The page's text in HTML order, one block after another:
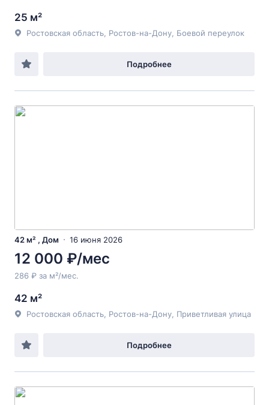
25 м²
Ростовская область, Ростов-на-Дону, Боевой переулок
Подробнее
42 м² , Дом 16 июня 2026
12 000 ₽/мес
286 ₽ за м²/мес.
42 м²
Ростовская область, Ростов-на-Дону, Приветливая улица
Подробнее